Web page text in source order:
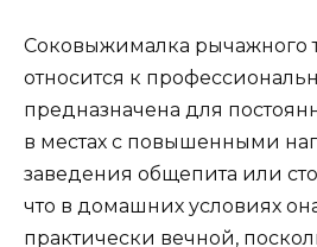
Соковыжималка рычажного
относится к
предназначена для
в местах с повышенными
заведения общепита или
что в домашних условиях
практически вечной,